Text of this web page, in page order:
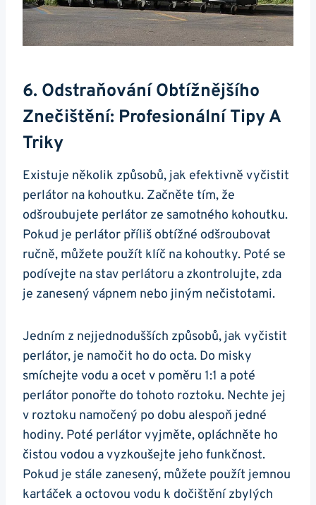
6. Odstraňování Obtížnějšího
Znečištění: Profesionální Tipy A
Triky
Existuje několik ⁢způsobů,⁢ jak efektivně vyčistit
perlátor na kohoutku. Začněte tím, že
odšroubujete perlátor ze samotného kohoutku.
Pokud‌ je perlátor ‌příliš obtížné⁢ odšroubovat
ručně, můžete použít klíč na kohoutky. Poté se
podívejte na stav perlátoru a zkontrolujte, zda
je zanesený vápnem nebo jiným nečistotami.
Jedním⁤ z nejjednodušších způsobů,‌ jak vyčistit
perlátor, je namočit ho do octa. Do misky
smíchejte vodu⁢ a ocet v poměru 1:1 a poté
perlátor ponořte do tohoto roztoku.⁣ Nechte jej
v roztoku namočený po dobu alespoň jedné
hodiny. Poté perlátor vyjměte, opláchněte ho
čistou vodou a vyzkoušejte jeho ​funkčnost.
Pokud je stále zanesený, můžete použít jemnou
kartáček a octovou vodu k dočištění‍ zbylých